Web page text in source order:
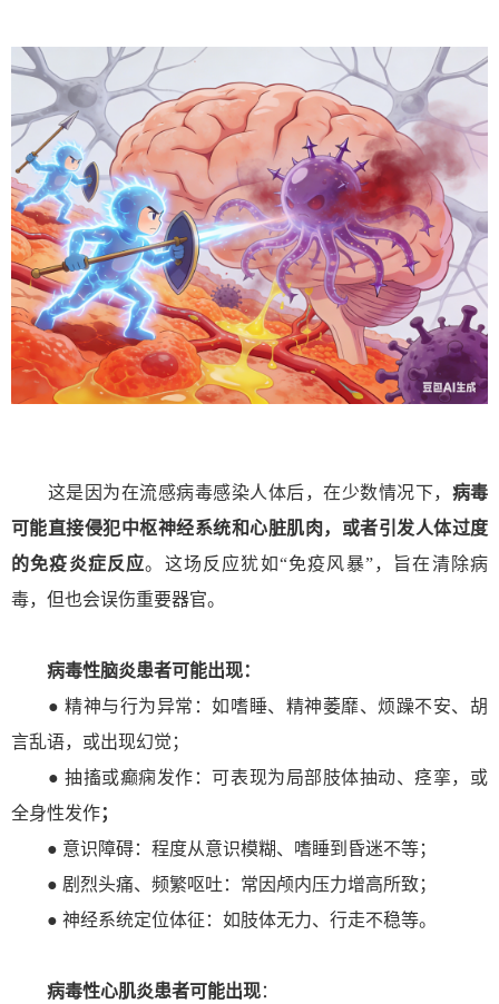
这是因为在流感病毒感染人体后，在少数情况下， 病毒
可能直接侵犯中枢神经系统和心脏肌肉，或者引发人体过度
的免疫炎症反应。这场反应犹如“免疫风暴”，旨在清除病
毒，但也会误伤重要器官。
病毒性脑炎患者可能出现：
● 精神与行为异常：如嗜睡、精神萎靡、烦躁不安、胡
言乱语，或出现幻觉；
● 抽搐或癫痫发作：可表现为局部肢体抽动、痉挛，或
全身性发作；
● 意识障碍：程度从意识模糊、嗜睡到昏迷不等；
● 剧烈头痛、频繁呕吐：常因颅内压力增高所致；
● 神经系统定位体征：如肢体无力、行走不稳等。
病毒性心肌炎患者可能出现：